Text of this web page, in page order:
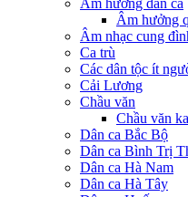
Âm hưởng dân ca
Âm hưởng
Âm nhạc cung
Ca trù
Các dân tộc ít
Cải Lương
Chầu văn
Chầu văn
Dân ca Bắc Bộ
Dân ca Bình Trị
Dân ca Hà Nam
Dân ca Hà Tây